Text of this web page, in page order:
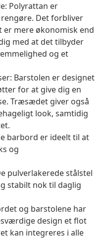
Polyrattan er
Det forbliver
mere økonomisk end
med at det tilbyder
og et
Barstolen er designet
for at give dig en
Træsædet giver også
look, samtidig
barbord er ideelt til at
og
pulverlakerede stålstel
stabilt nok til daglig
og barstolene har
design et flot
kan integreres i alle